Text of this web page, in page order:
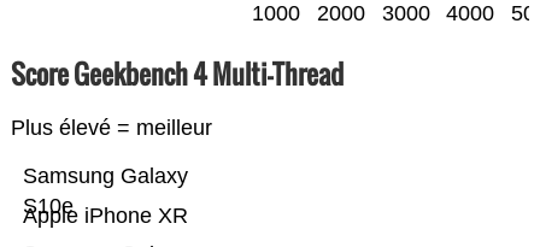
1000 2000 3000 4000
Score Geekbench 4 Multi-Thread
Plus élevé = meilleur
Apple iPhone XR
Samsung Galaxy
S10e